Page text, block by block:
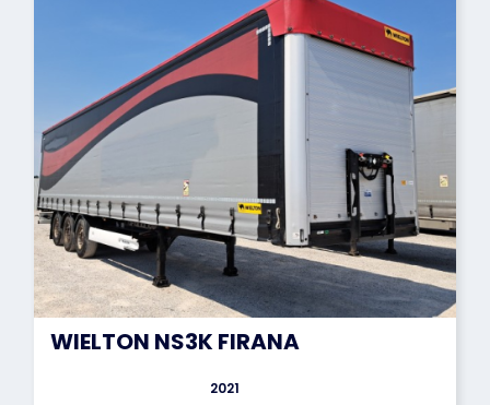
WIELTON NS3K FIRANA
2021